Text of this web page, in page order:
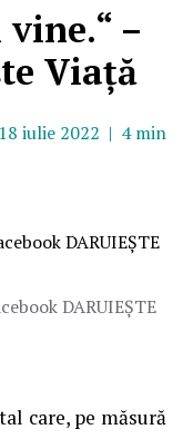
–
Viață
18 iulie 2022 | 4 min
DARUIEȘTE
care, pe măsură